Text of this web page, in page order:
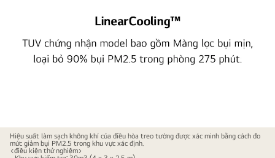
Điều
hòa
Hiệu suất làm sạch không khí của điều hòa treo tường được xác minh bằng cách đo
mức giảm bụi PM2.5 trong khu vực xác định.
<điều kiện thử nghiệm>